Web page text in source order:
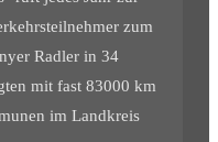
zum
Radler in 34
mit fast 83000 km
im Landkreis